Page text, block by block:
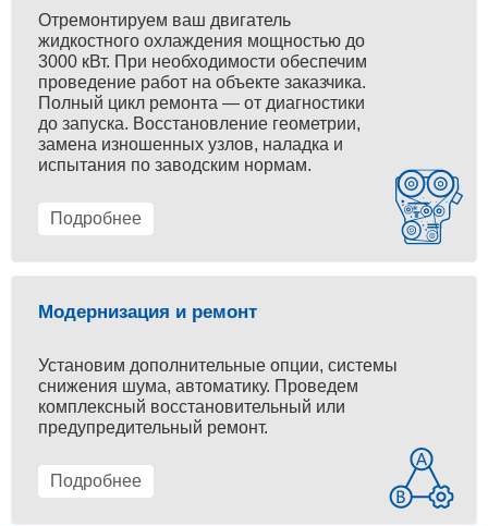
Отремонтируем ваш двигатель
жидкостного охлаждения мощностью до
3000 кВт. При необходимости обеспечим
проведение работ на объекте заказчика.
Полный цикл ремонта — от диагностики
до запуска. Восстановление геометрии,
замена изношенных узлов, наладка и
испытания по заводским нормам.
Подробнее
Модернизация и ремонт
Установим дополнительные опции, системы
снижения шума, автоматику. Проведем
комплексный восстановительный или
предупредительный ремонт.
Подробнее